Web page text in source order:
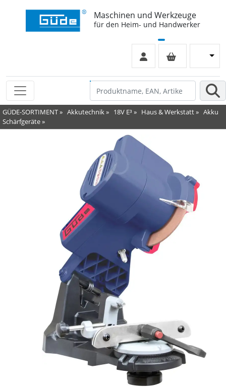
Maschinen und Werkzeuge
für den Heim- und Handwerker
GÜDE-SORTIMENT» Akkutechnik» 18V E³ » Haus & Werkstatt» Akku
Schärfgeräte»